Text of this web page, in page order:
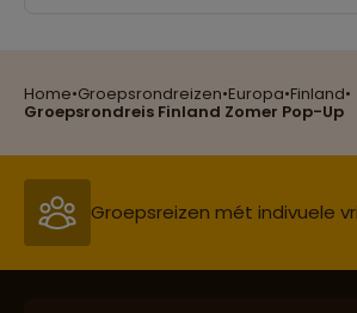
Home•Groepsrondreizen•Europa•Finland•
Groepsrondreis Finland Zomer Pop-Up
Groepsreizen mét indivuele
Persoonlijk en deskundig